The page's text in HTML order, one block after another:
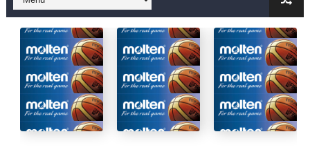
B ΕΦΗΒΩΝ F4 : Χάλκινο το Πέρα 71-56 την Δραπετσώνα στον
Στην National League 2 ο Μανδραϊκός 83-72 τον Εθνικό
Live streaming ΜΠΑΡΑΖ ΑΝΟΔΟΥ ΣΤΗΝ NL 2 : ΑΥΡΙΟ
Β΄ ΕΦΗΒΩΝ F4 : Εντυπωσιακός ο Ρέντης στον τελικό 104-77